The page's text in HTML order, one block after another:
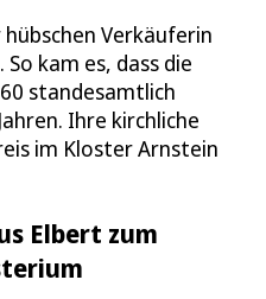
Verkäuferin
kam es, dass die
standesamtlich
Ihre kirchliche
im Kloster Arnstein
Elbert zum